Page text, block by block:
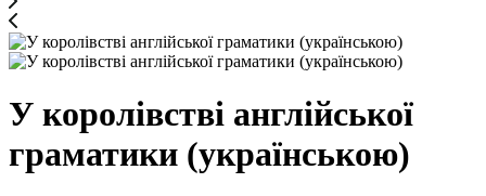
У королівстві англійської
граматики (українською)